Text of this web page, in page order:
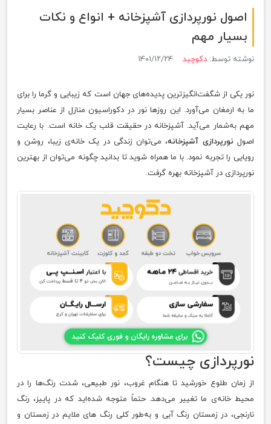
اصول نورپردازی آشپزخانه + انواع و نکات
بسیار مهم
نوشته توسط: دکوچید ۱۴۰۱/۱۲/۲۴
نور‍‌ یکی از شگفت‌انگیز‌ترین پدیده‌های جهان است که زیبایی و گرما را برای
ما به ارمغان می‌آورد. این روزها نور در دکوراسیون منازل از عناصر بسیار
مهم به‌شمار می‌آید. آشپزخانه در حقیقت قلب یک خانه است. با رعایت
اصول نورپردازی آشپزخانه، می‌توان زندگی در یک خانه‌ی زیبا، روشن و
رویایی را تجربه نمود. با ما همراه شوید تا بدانید چگونه می‌توان از بهترین
نورپردازی در آشپزخانه بهره گرفت.
‌نورپردازی چیست؟
از زمان طلوع خورشید تا هنگام غروب، نور طبیعی، شدت رنگ‌ها را در
محیط خانه‌ی ما تغییر می‌دهد. حتماً متوجه شده‌اید که در پاییز، رنگ
نارنجی، در زمستان رنگ آبی و به‌طور کلی رنگ های ملایم در زمستان و